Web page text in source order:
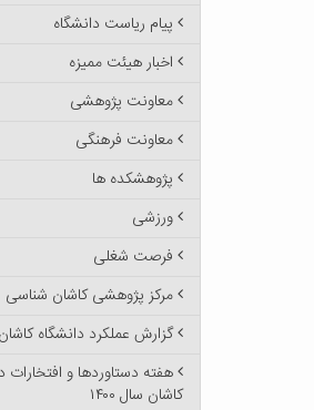
پیام ریاست دانشگاه
اخبار هیئت ممیزه
معاونت پژوهشی
معاونت فرهنگی
پژوهشکده ها
ورزشی
فرصت شغلی
مرکز پژوهشی کاشان شناسی
گزارش عملکرد دانشگاه کاشان ۱۴۰۰-۱۳۹۲
هفته دستاوردها و افتخارات
کاشان سال ۱۴۰۰